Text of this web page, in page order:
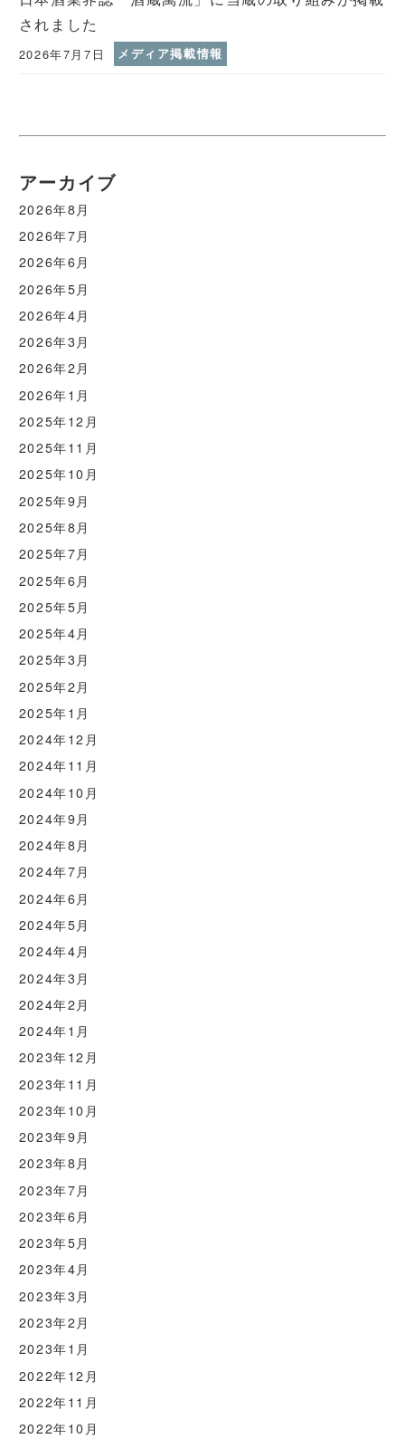
されました
2026年7月7日 メディア掲載情報
アーカイブ
2026年8月
2026年7月
2026年6月
2026年5月
2026年4月
2026年3月
2026年2月
2026年1月
2025年12月
2025年11月
2025年10月
2025年9月
2025年8月
2025年7月
2025年6月
2025年5月
2025年4月
2025年3月
2025年2月
2025年1月
2024年12月
2024年11月
2024年10月
2024年9月
2024年8月
2024年7月
2024年6月
2024年5月
2024年4月
2024年3月
2024年2月
2024年1月
2023年12月
2023年11月
2023年10月
2023年9月
2023年8月
2023年7月
2023年6月
2023年5月
2023年4月
2023年3月
2023年2月
2023年1月
2022年12月
2022年11月
2022年10月